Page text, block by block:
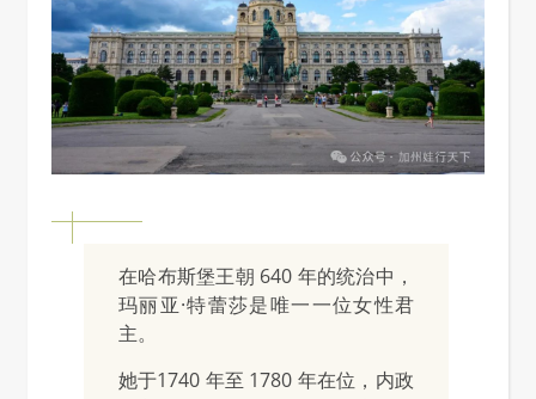
在哈布斯堡王朝 640 年的统治中，
玛丽亚·特蕾莎是唯一一位女性君
主。
她于1740 年至 1780 年在位，内政